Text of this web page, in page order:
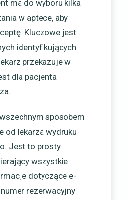
ma do wyboru kilka
w aptece, aby
Kluczowe jest
identyfikujących
przekazuje w
dla pacjenta
sposobem
od lekarza wydruku
Jest to prosty
wszystkie
dotyczące e-
rezerwacyjny